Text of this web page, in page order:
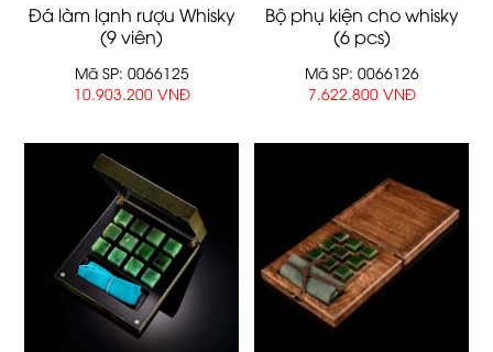
Đá làm lạnh rượu Whisky
(9 viên)
Mã SP: 0066125
10.903.200 VNĐ
Bộ phụ kiện cho whisky
(6 pcs)
Mã SP: 0066126
7.622.800 VNĐ